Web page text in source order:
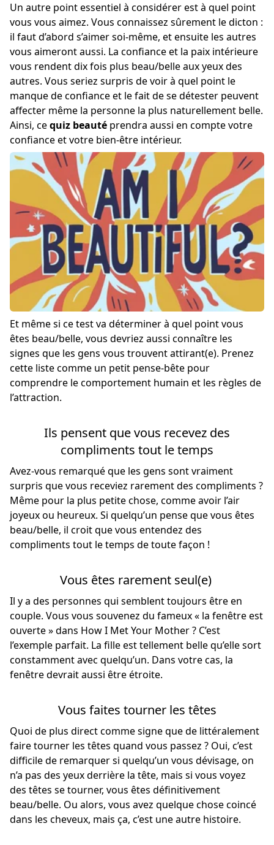
Un autre point essentiel à considérer est à quel point
vous vous aimez. Vous connaissez sûrement le dicton :
il faut d’abord s’aimer soi-même, et ensuite les autres
vous aimeront aussi. La confiance et la paix intérieure
vous rendent dix fois plus beau/belle aux yeux des
autres. Vous seriez surpris de voir à quel point le
manque de confiance et le fait de se détester peuvent
affecter même la personne la plus naturellement belle.
Ainsi, cequiz beauté prendra aussi en compte votre
confiance et votre bien-être intérieur.
Et même si ce test va déterminer à quel point vous
êtes beau/belle, vous devriez aussi connaître les
signes que les gens vous trouvent attirant(e). Prenez
cette liste comme un petit pense-bête pour
comprendre le comportement humain et les règles de
l’attraction.
Ils pensent que vous recevez des
compliments tout le temps
Avez-vous remarqué que les gens sont vraiment
surpris que vous receviez rarement des compliments ?
Même pour la plus petite chose, comme avoir l’air
joyeux ou heureux. Si quelqu’un pense que vous êtes
beau/belle, il croit que vous entendez des
compliments tout le temps de toute façon !
Vous êtes rarement seul(e)
Il y a des personnes qui semblent toujours être en
couple. Vous vous souvenez du fameux « la fenêtre est
ouverte » dans How I Met Your Mother ? C’est
l’exemple parfait. La fille est tellement belle qu’elle sort
constamment avec quelqu’un. Dans votre cas, la
fenêtre devrait aussi être étroite.
Vous faites tourner les têtes
Quoi de plus direct comme signe que de littéralement
faire tourner les têtes quand vous passez ? Oui, c’est
difficile de remarquer si quelqu’un vous dévisage, on
n’a pas des yeux derrière la tête, mais si vous voyez
des têtes se tourner, vous êtes définitivement
beau/belle. Ou alors, vous avez quelque chose coincé
dans les cheveux, mais ça, c’est une autre histoire.